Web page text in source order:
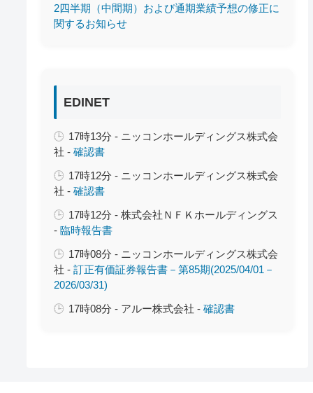
2四半期（中間期）および通期業績予想の修正に
関するお知らせ
EDINET
17時13分 - ニッコンホールディングス株式会
社 -確認書
17時12分 - ニッコンホールディングス株式会
社 -確認書
17時12分 - 株式会社ＮＦＫホールディングス
-臨時報告書
17時08分 - ニッコンホールディングス株式会
社 -訂正有価証券報告書－第85期(2025/04/01－
2026/03/31)
17時08分 - アルー株式会社 -確認書